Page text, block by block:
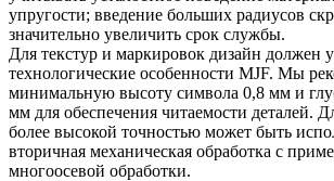
упругости; введение больших радиусов
значительно увеличить срок службы.
Для текстур и маркировок дизайн должен
технологические особенности MJF. Мы
минимальную высоту символа 0,8 мм и
мм для обеспечения читаемости деталей.
более высокой точностью может быть
вторичная механическая обработка с
многоосевой обработки.